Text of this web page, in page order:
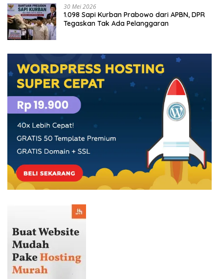
30 Mei 2026
1.098 Sapi Kurban Prabowo dari APBN, DPR
Tegaskan Tak Ada Pelanggaran